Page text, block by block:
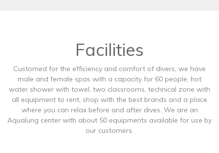
Facilities
Customed for the efficiency and comfort of divers, we have
male and female spas with a capacity for 60 people, hot
water shower with towel, two classrooms, technical zone with
all equipment to rent, shop with the best brands and a place
where you can relax before and after dives. We are an
Aqualung center with about 50 equipments available for use by
our customers.